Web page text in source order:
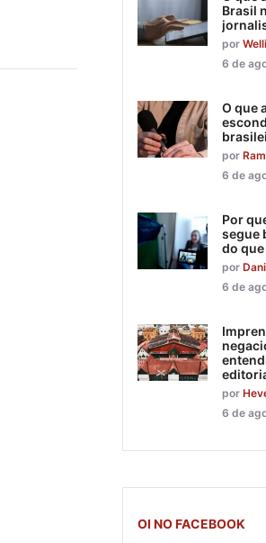
Brasil
por
6 de
O que
por
6 de
Por
segue
do
por
6 de
por
6 de
OI NO FACEBOOK